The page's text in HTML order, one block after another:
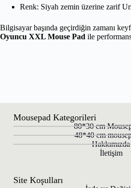
Renk: Siyah zemin üzerine zarif
Bilgisayar başında geçirdiğin zamanı
Oyuncu XXL Mouse Pad ile
Mousepad Kategorileri
80*30 cm
48*40 cm
Hakkımızda
İletişim
Site Koşulları